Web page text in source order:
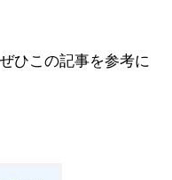
ひこの記事を参考に